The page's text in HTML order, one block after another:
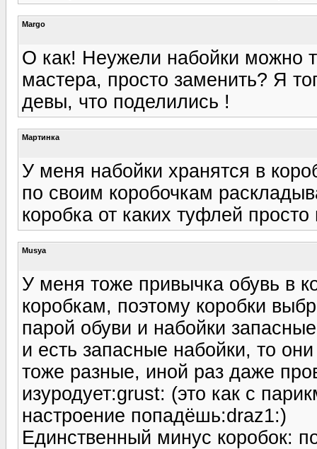
Margo
О как! Неужели набойки можно
мастера, просто заменить? Я
девы, что поделились !
Мартинка
У меня набойки хранятся в
по своим коробочкам
коробка от каких туфлей
Musya
У меня тоже привычка обувь в
коробкам, поэтому коробки
парой обуви и набойки
и есть запасные набойки, то
тоже разные, иной раз даже
изуродует:grust: (это как с
настроение попадёшь:draz1:)
Единственный минус коробок: